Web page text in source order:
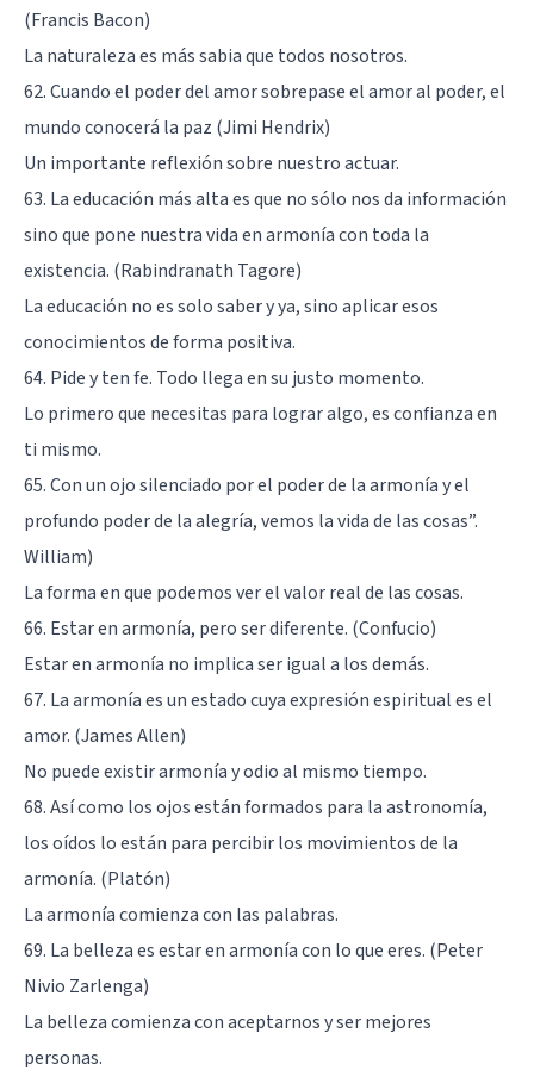
(Francis Bacon)
La naturaleza es más sabia que todos nosotros.
62. Cuando el poder del amor sobrepase el amor al poder, el
mundo conocerá la paz (Jimi Hendrix)
Un importante reflexión sobre nuestro actuar.
63. La educación más alta es que no sólo nos da información
sino que pone nuestra vida en armonía con toda la
existencia. (Rabindranath Tagore)
La educación no es solo saber y ya, sino aplicar esos
conocimientos de forma positiva.
64. Pide y ten fe. Todo llega en su justo momento.
Lo primero que necesitas para lograr algo, es confianza en
ti mismo.
65. Con un ojo silenciado por el poder de la armonía y el
profundo poder de la alegría, vemos la vida de las cosas”.
William)
La forma en que podemos ver el valor real de las cosas.
66. Estar en armonía, pero ser diferente. (Confucio)
Estar en armonía no implica ser igual a los demás.
67. La armonía es un estado cuya expresión espiritual es el
amor. (James Allen)
No puede existir armonía y odio al mismo tiempo.
68. Así como los ojos están formados para la astronomía,
los oídos lo están para percibir los movimientos de la
armonía. (Platón)
La armonía comienza con las palabras.
69. La belleza es estar en armonía con lo que eres. (Peter
Nivio Zarlenga)
La belleza comienza con aceptarnos y ser mejores
personas.